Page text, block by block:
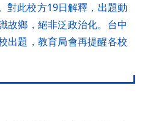
對此校方19日解釋，出題動
故鄉，絕非泛政治化。台中
出題，教育局會再提醒各校